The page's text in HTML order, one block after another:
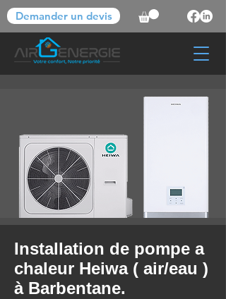
Demander un devis
Installation de pompe a
chaleur Heiwa ( air/eau )
à Barbentane.